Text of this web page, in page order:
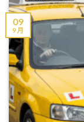
09
9 月